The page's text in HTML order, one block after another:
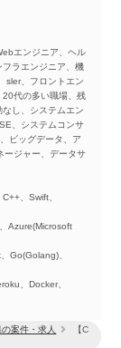
案件・求人
【C
エンジニア、ヘル
ラエンジニア、機
sler、フロントエン
20代の多い職場、残
し、システムエン
、システムコンサ
ビッグデータ、ア
ージャー、データサ
、Swift、
Azure(Microsoft
Go(Golang)、
、Docker、